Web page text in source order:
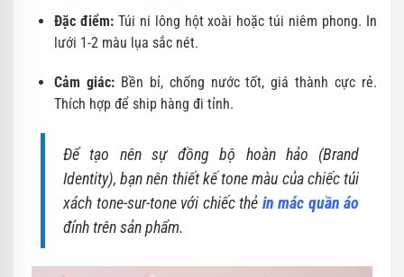
Đặc điểm:Túi ni lông hột xoài hoặc túi niêm phong. In
lưới 1-2 màu lụa sắc nét.
Cảm giác:Bền bỉ, chống nước tốt, giá thành cực rẻ.
Thích hợp để ship hàng đi tỉnh.
Để tạo nên sự đồng bộ hoàn hảo (Brand
Identity), bạn nên thiết kế tone màu của chiếc túi
xách tone-sur-tone với chiếc thẻ in mác quần áo
đính trên sản phẩm.